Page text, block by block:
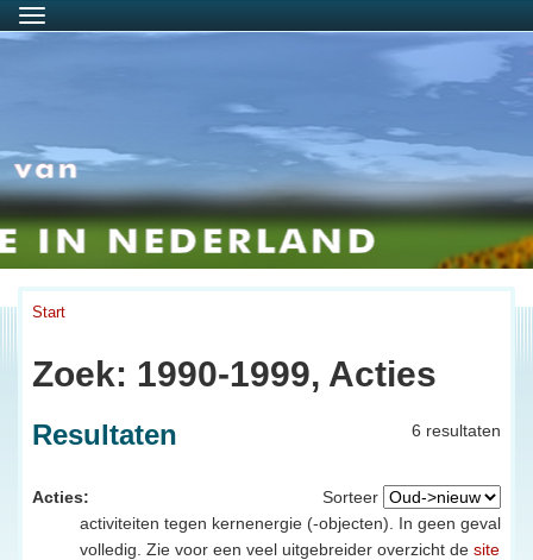
Menu
Start
Zoek: 1990-1999, Acties
6 resultaten
Resultaten
Sorteer
Acties:
activiteiten tegen kernenergie (-objecten). In geen geval
volledig. Zie voor een veel uitgebreider overzicht de site